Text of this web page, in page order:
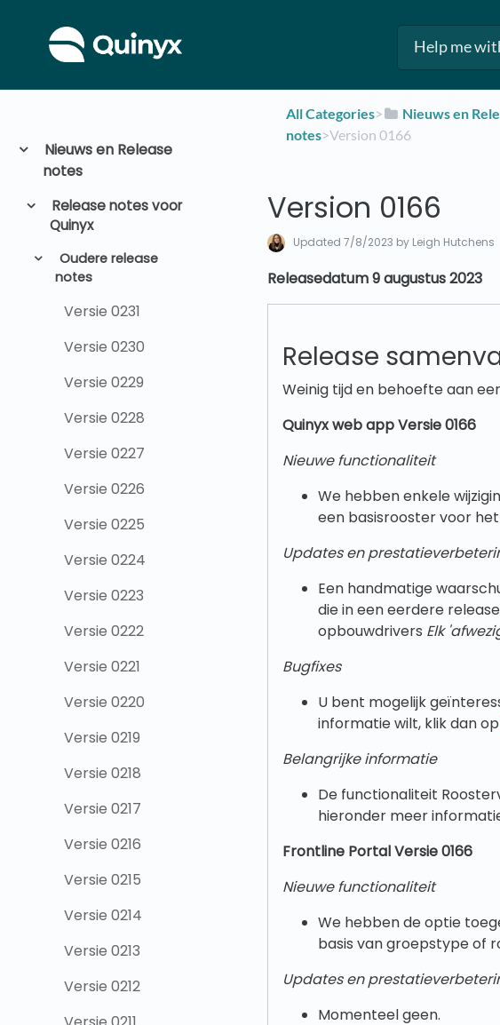
Nieuws en Release
notes
Release notes voor
Quinyx
Oudere release
notes
Versie 0231
Versie 0230
Versie 0229
Versie 0228
Versie 0227
Versie 0226
Versie 0225
Versie 0224
Versie 0223
Versie 0222
Versie 0221
Versie 0220
Versie 0219
Versie 0218
Versie 0217
Versie 0216
Versie 0215
Versie 0214
Versie 0213
Versie 0212
All Categories​>​ ​Nieuws en
notes​>​ Version 0166
Version 0166
Updated7/8/2023 by Leigh Hutchens
Releasedatum 9 augustus 2023
Release
Weinig tijd en behoefte aan
Quinyx web app Versie 0166
Nieuwe functionaliteit
We hebben enkele
een basisrooster voor
Updates en
Een handmatige
die in een eerdere
opbouwdrivers Elk
Bugfixes
U bent mogelijk
informatie wilt, klik dan op
Belangrijke informatie
De functionaliteit
hieronder meer
Frontline Portal Versie 0166
Nieuwe functionaliteit
We hebben de optie
basis van groepstype of
Updates en
Momenteel geen.